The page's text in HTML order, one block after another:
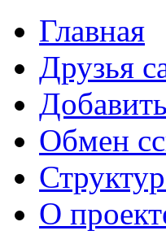
Главная
Друзья
Обмен
О